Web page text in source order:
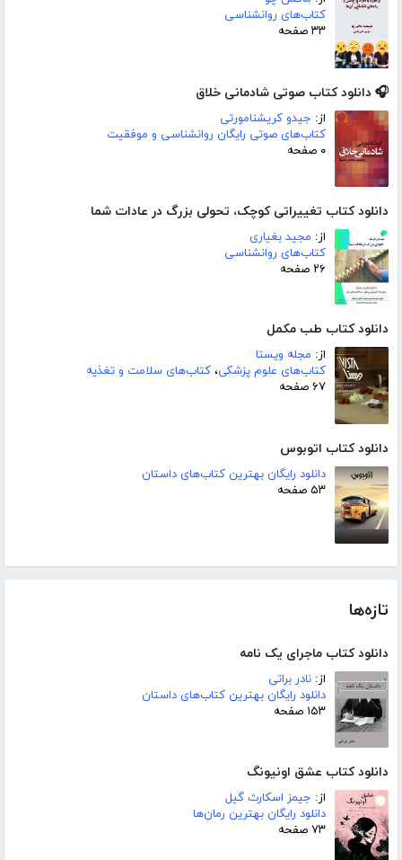
کتاب‌های روانشناسی
۳۳ صفحه
🎧 دانلود کتاب صوتی شادمانی خلاق
از: جیدو کریشنامورتی
کتاب‌های صوتی رایگان روانشناسی و موفقیت
۰ صفحه
دانلود کتاب تغییراتی کوچک، تحولی بزرگ در عادات شما
از: مجید بغیاری
کتاب‌های روانشناسی
۲۶ صفحه
دانلود کتاب طب مکمل
از: مجله ویستا
کتاب‌های علوم پزشکی، کتاب‌های سلامت و تغذیه
۶۷ صفحه
دانلود کتاب اتوبوس
دانلود رایگان بهترین کتاب‌های داستان
۵۳ صفحه
تازه‌ها
دانلود کتاب ماجرای یک نامه
از: نادر براتی
دانلود رایگان بهترین کتاب‌های داستان
۱۵۳ صفحه
دانلود کتاب عشق اونیونگ
از: جیمز اسکارث گیل
دانلود رایگان بهترین رمان‌ها
۷۳ صفحه